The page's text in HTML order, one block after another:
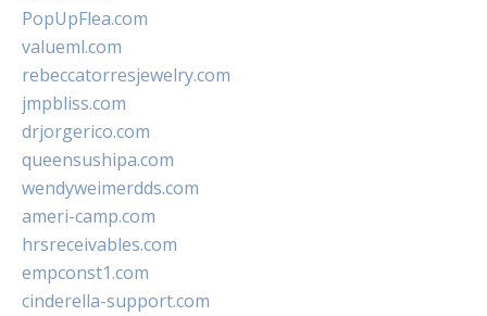
PopUpFlea.com
valueml.com
rebeccatorresjewelry.com
jmpbliss.com
drjorgerico.com
queensushipa.com
wendyweimerdds.com
ameri-camp.com
hrsreceivables.com
empconst1.com
cinderella-support.com